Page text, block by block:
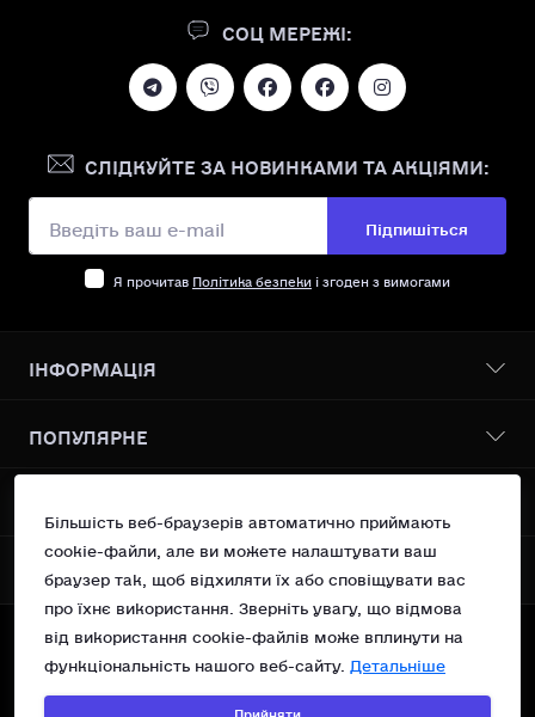
СОЦ МЕРЕЖІ:
СЛІДКУЙТЕ ЗА НОВИНКАМИ ТА АКЦІЯМИ:
Підпишіться
Я прочитав Політика безпеки і згоден з вимогами
ІНФОРМАЦІЯ
Про нас
Доставка І оплата
Умови згоди
Повернення
Контакти
Зворотній зв’язок
Карта сайту
Акції
ПОПУЛЯРНЕ
Всі товари
Vanilin Records Service
Сучасний поп
OSNOVA Records
Україна, м.Київ вул. Рейтарська 31/16 оф 10
support@vanilin-records.com
Вт - Нд 13:00 - 19:00
Пн - Вихідний
МЕСЕНДЖЕРИ
Telegram
Viber
©Vanilin Records Shop, 2023—2026.
Більшість веб-браузерів автоматично приймають
cookie-файли, але ви можете налаштувати ваш
браузер так, щоб відхиляти їх або сповіщувати вас
про їхнє використання. Зверніть увагу, що відмова
від використання cookie-файлів може вплинути на
функціональність нашого веб-сайту. Детальніше
Прийняти